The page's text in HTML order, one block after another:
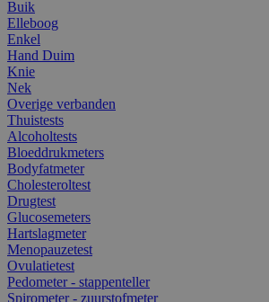
Buik
Elleboog
Enkel
Hand Duim
Knie
Nek
Overige verbanden
Thuistests
Alcoholtests
Bloeddrukmeters
Bodyfatmeter
Cholesteroltest
Drugtest
Glucosemeters
Hartslagmeter
Menopauzetest
Ovulatietest
Pedometer - stappenteller
Spirometer - zuurstofmeter